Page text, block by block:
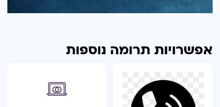
אפשרויות תרומה נוספות